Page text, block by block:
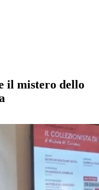
il mistero dello